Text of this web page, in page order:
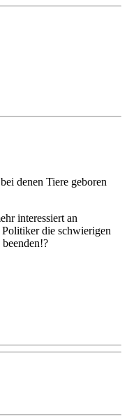
denen Tiere geboren
interessiert an
die schwierigen